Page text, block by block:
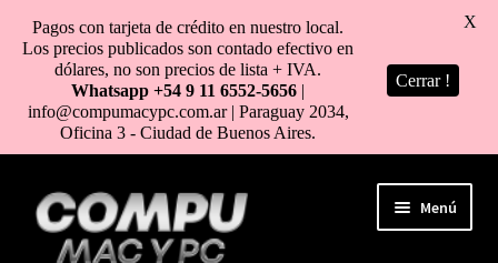
al
contenido
Menú
Pagos con tarjeta de crédito en nuestro local.
Los precios publicados son contado efectivo en
dólares, no son precios de lista + IVA.
Whatsapp +54 9 11 6552-5656 |
info@compumacypc.com.ar | Paraguay 2034,
Oficina 3 - Ciudad de Buenos Aires.
Cerrar !
X